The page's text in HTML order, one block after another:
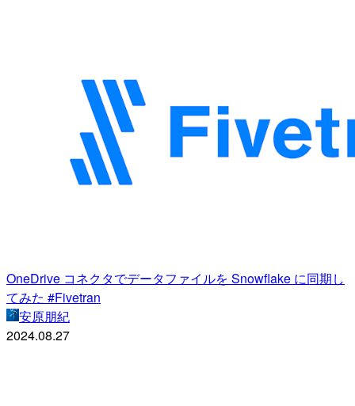
OneDrive コネクタでデータファイルを Snowflake に同期し
てみた #Fivetran
安原朋紀
2024.08.27